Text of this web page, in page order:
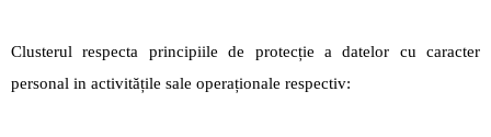
Clusterul respecta principiile de protecție a datelor cu caracter
personal in activitățile sale operaționale respectiv: